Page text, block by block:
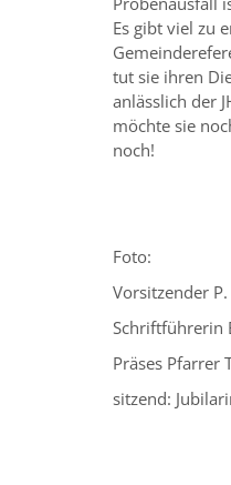
Es gibt viel zu
tut sie ihren
anlässlich der
möchte sie
noch!
Foto:
Vorsitzender
Schriftführerin
Präses Pfarrer
sitzend: